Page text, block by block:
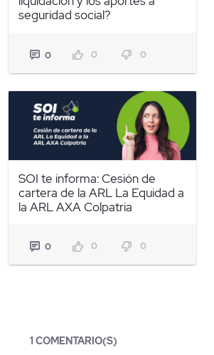
seguridad social?
0 0 0
SOI te informa: Cesión de
cartera de la ARL La Equidad a
la ARL AXA Colpatria
0 0 0
Blogs
1 COMENTARIO(S)